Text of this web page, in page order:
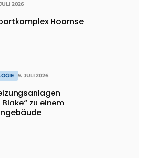
2026
Hoornse
9. JULI 2026
zu einem